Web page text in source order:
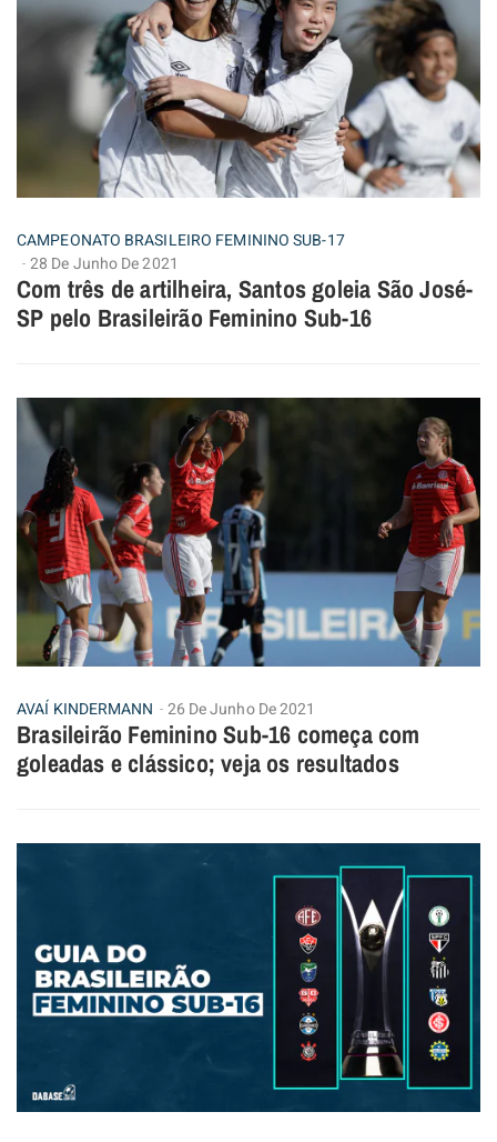
CAMPEONATO BRASILEIRO FEMININO SUB-17
28 De Junho De 2021
Com três de artilheira, Santos goleia São José-
SP pelo Brasileirão Feminino Sub-16
AVAÍ KINDERMANN 26 De Junho De 2021
Brasileirão Feminino Sub-16 começa com
goleadas e clássico; veja os resultados